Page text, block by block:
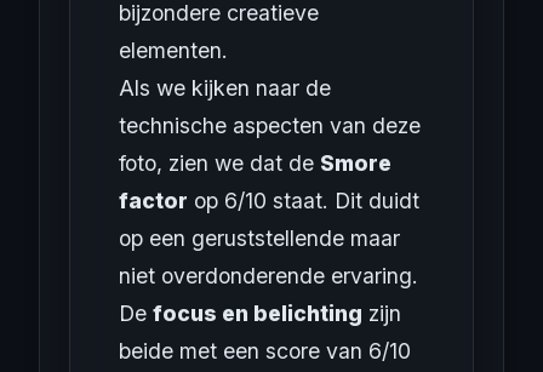
bijzondere creatieve
elementen.
Als we kijken naar de
technische aspecten van deze
foto, zien we dat de Smore
factor op 6/10 staat. Dit duidt
op een geruststellende maar
niet overdonderende ervaring.
De focus en belichting zijn
beide met een score van 6/10